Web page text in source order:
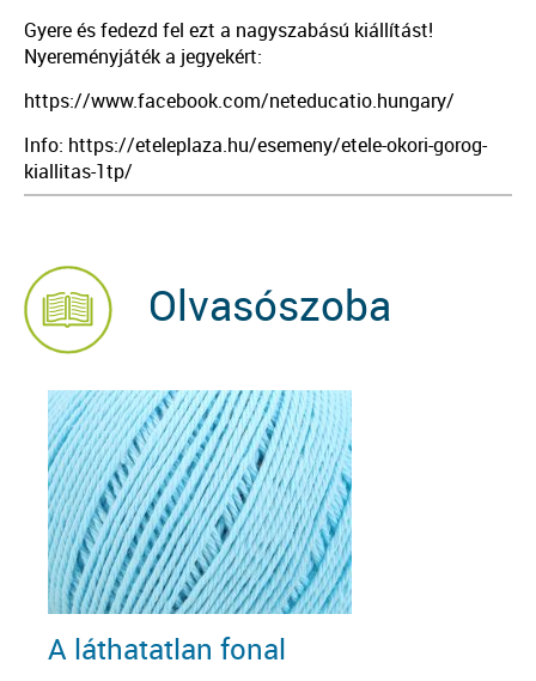
Gyere és fedezd fel ezt a nagyszabású kiállítást!
Nyereményjáték a jegyekért:
https://www.facebook.com/neteducatio.hungary/
Info: https://eteleplaza.hu/esemeny/etele-okori-gorog-
kiallitas-1tp/
Olvasószoba
A láthatatlan fonal